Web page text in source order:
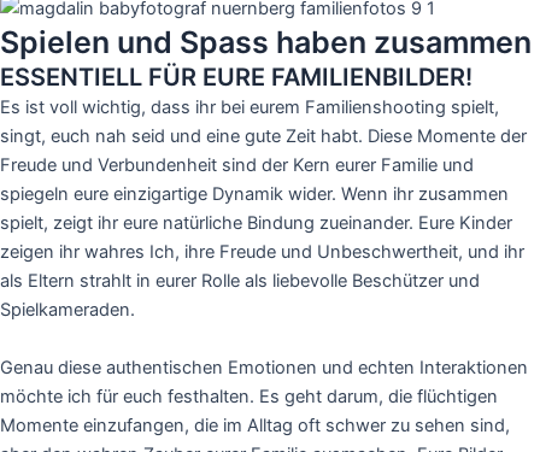
Spielen und Spass haben zusammen
ESSENTIELL FÜR EURE FAMILIENBILDER!
Es ist voll wichtig, dass ihr bei eurem Familienshooting spielt,
singt, euch nah seid und eine gute Zeit habt. Diese Momente der
Freude und Verbundenheit sind der Kern eurer Familie und
spiegeln eure einzigartige Dynamik wider. Wenn ihr zusammen
spielt, zeigt ihr eure natürliche Bindung zueinander. Eure Kinder
zeigen ihr wahres Ich, ihre Freude und Unbeschwertheit, und ihr
als Eltern strahlt in eurer Rolle als liebevolle Beschützer und
Spielkameraden.
Genau diese authentischen Emotionen und echten Interaktionen
möchte ich für euch festhalten. Es geht darum, die flüchtigen
Momente einzufangen, die im Alltag oft schwer zu sehen sind,